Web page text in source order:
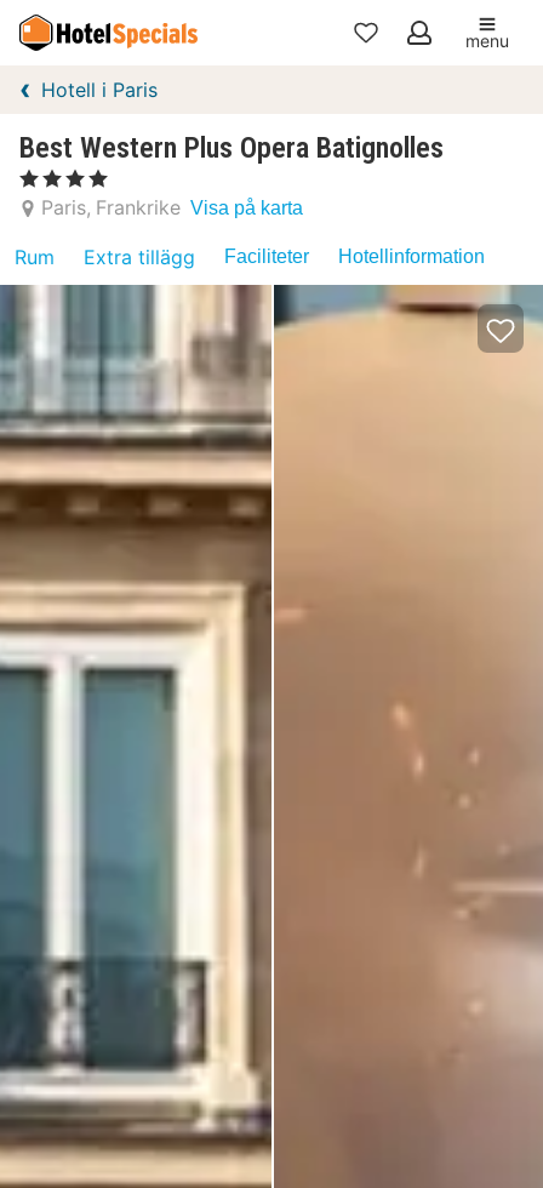
Mina
menu
Hotell i Paris
Best Western Plus Opera Batignolles
, 4 Stjärnor
Paris Frankrike Visa på karta
Rum Extra tillägg Faciliteter Hotellinformation